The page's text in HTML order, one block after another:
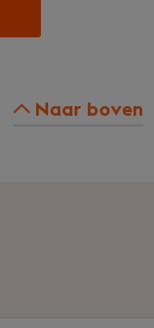
Naar boven